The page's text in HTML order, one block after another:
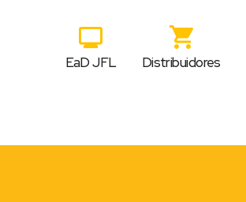
EaD JFL Distribuidores